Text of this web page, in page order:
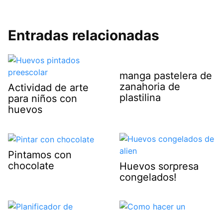
Entradas relacionadas
Actividad de arte
para niños con
huevos
manga pastelera de
zanahoria de
plastilina
Pintamos con
chocolate
Huevos sorpresa
congelados!